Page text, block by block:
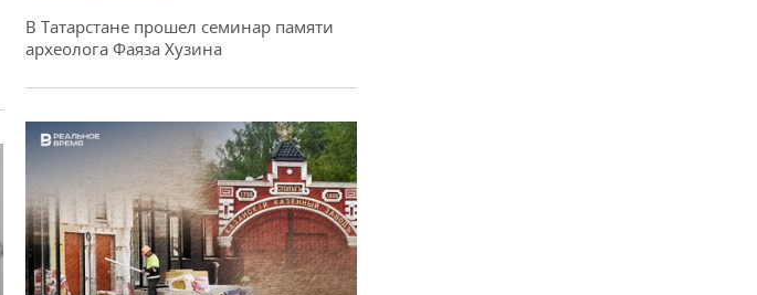
В Татарстане прошел семинар памяти
археолога Фаяза Хузина